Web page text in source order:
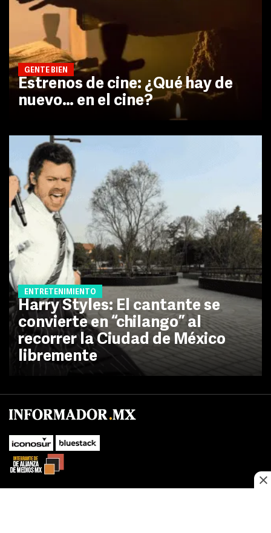
GENTE BIEN
Estrenos de cine: ¿Qué hay de
nuevo… en el cine?
ENTRETENIMIENTO
Harry Styles: El cantante se
convierte en “chilango” al
recorrer la Ciudad de México
libremente